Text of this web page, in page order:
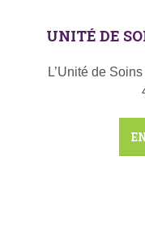
UNITÉ DE
L’Unité de